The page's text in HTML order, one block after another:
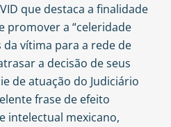
que destaca a finalidade
promover a “celeridade
vítima para a rede de
a decisão de seus
de atuação do Judiciário
frase de efeito
intelectual mexicano,